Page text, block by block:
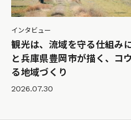
インタビュー
観光は、流域を守る仕組み
と兵庫県豊岡市が描く、コ
る地域づくり
2026.07.30